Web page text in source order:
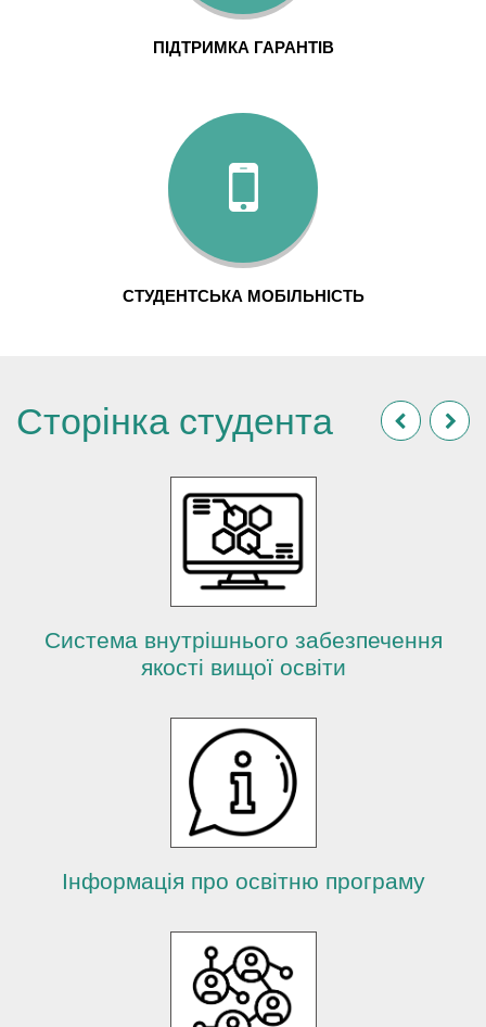
ПІДТРИМКА ГАРАНТІВ
СТУДЕНТСЬКА МОБІЛЬНІСТЬ
Сторінка студента
Система внутрішнього забезпечення
якості вищої освіти
Інформація про освітню програму